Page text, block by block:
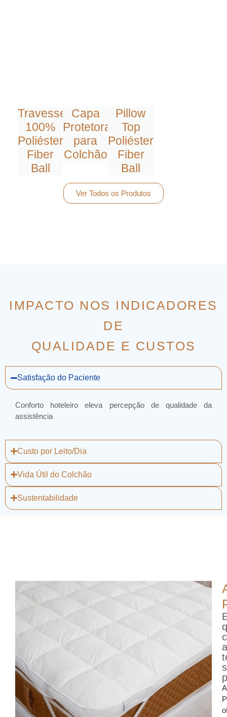
Travesseiro
100%
Poliéster
Fiber
Ball
Capa
Protetora
para
Colchão
Pillow
Top
Poliéster
Fiber
Ball
Ver Todos os Produtos
IMPACTO NOS INDICADORES
DE
QUALIDADE E CUSTOS
Satisfação do Paciente
Conforto hoteleiro eleva percepção de qualidade da
assistência
Custo por Leito/Dia
Vida Útil do Colchão
Sustentabilidade
A